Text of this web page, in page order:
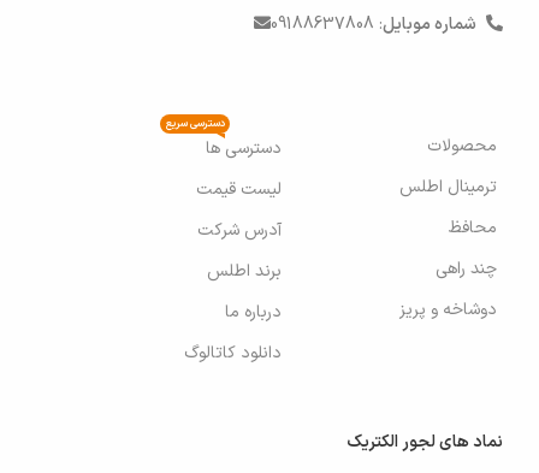
شماره موبایل: 09188637808
محصولات
ترمینال اطلس
محافظ
چند راهی
دوشاخه و پریز
دسترسی ها
دسترسی سریع
لیست قیمت
آدرس شرکت
برند اطلس
درباره ما
دانلود کاتالوگ
نماد های لجور الکتریک